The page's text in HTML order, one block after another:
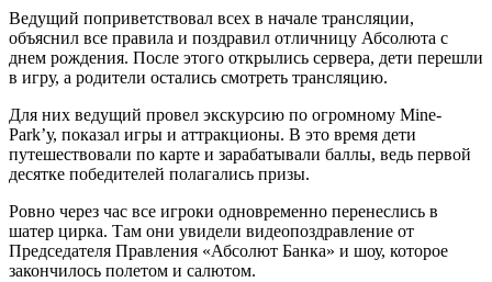
Ведущий поприветствовал всех в начале трансляции,
объяснил все правила и поздравил отличницу Абсолюта с
днем рождения. После этого открылись сервера, дети перешли
в игру, а родители остались смотреть трансляцию.
Для них ведущий провел экскурсию по огромному Mine-
Park’у, показал игры и аттракционы. В это время дети
путешествовали по карте и зарабатывали баллы, ведь первой
десятке победителей полагались призы.
Ровно через час все игроки одновременно перенеслись в
шатер цирка. Там они увидели видеопоздравление от
Председателя Правления «Абсолют Банка» и шоу, которое
закончилось полетом и салютом.